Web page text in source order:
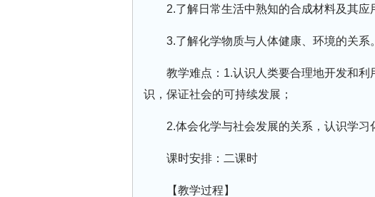
2.了解日常生活中熟知的合成材料及其应
3.了解化学物质与人体健康、环境的关系。
教学难点：1.认识人类要合理地开发和
识，保证社会的可持续发展；
2.体会化学与社会发展的关系，认识学习
课时安排：二课时
【教学过程】